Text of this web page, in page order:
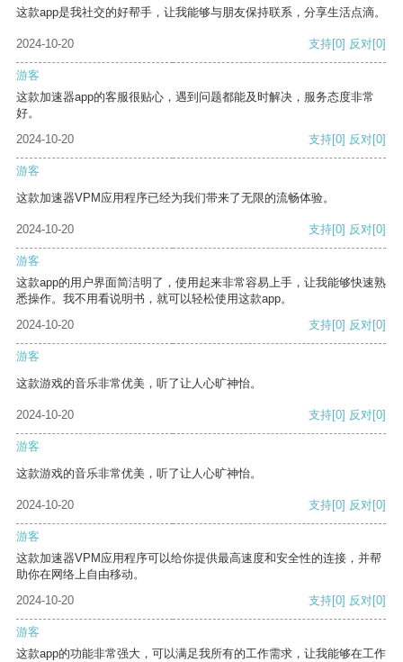
这款app是我社交的好帮手，让我能够与朋友保持联系，分享生活点滴。
2024-10-20 支持[0] 反对[0]
游客
这款加速器app的客服很贴心，遇到问题都能及时解决，服务态度非常
好。
2024-10-20
支持[0] 反对[0]
游客
这款加速器VPM应用程序已经为我们带来了无限的流畅体验。
2024-10-20 支持[0] 反对[0]
游客
这款app的用户界面简洁明了，使用起来非常容易上手，让我能够快速熟
悉操作。我不用看说明书，就可以轻松使用这款app。
2024-10-20
支持[0] 反对[0]
游客
这款游戏的音乐非常优美，听了让人心旷神怡。
2024-10-20 支持[0] 反对[0]
游客
这款游戏的音乐非常优美，听了让人心旷神怡。
2024-10-20 支持[0] 反对[0]
游客
这款加速器VPM应用程序可以给你提供最高速度和安全性的连接，并帮
助你在网络上自由移动。
2024-10-20
支持[0] 反对[0]
游客
这款app的功能非常强大，可以满足我所有的工作需求，让我能够在工作